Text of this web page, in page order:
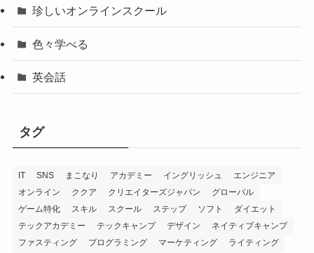
珍しいオンラインスクール
色々学べる
英会話
タグ
IT SNS まこなり アカデミー イングリッシュ
エンジニア
オンライン
ククア クリエイターズジャパン
グローバル
ゲーム特化
スキル スクール ステップ ソフト
ダイエット
テックアカデミー
テックキャンプ デザイン
ネイティブキャンプ
ファスティング
プログラミング マーケティング
ライティング